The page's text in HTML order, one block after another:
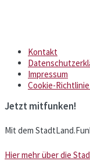
Kontakt
Impressum
Cookie-Richtlinie
Jetzt mitfunken!
Mit dem
Hier mehr über die